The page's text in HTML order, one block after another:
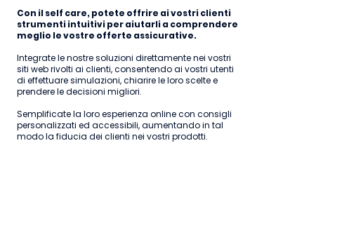
Con il self care, potete offrire ai vostri clienti
strumenti intuitivi per aiutarli a comprendere
meglio le vostre offerte assicurative.
Integrate le nostre soluzioni direttamente nei vostri
siti web rivolti ai clienti, consentendo ai vostri utenti
di effettuare simulazioni, chiarire le loro scelte e
prendere le decisioni migliori.
Semplificate la loro esperienza online con consigli
personalizzati ed accessibili, aumentando in tal
modo la fiducia dei clienti nei vostri prodotti.